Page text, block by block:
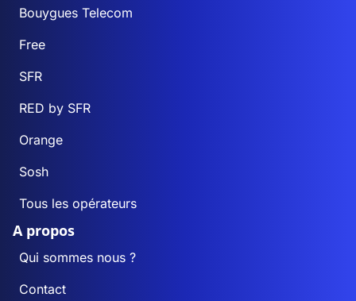
Bouygues Telecom
Free
SFR
RED by SFR
Orange
Sosh
Tous les opérateurs
A propos
Qui sommes nous ?
Contact